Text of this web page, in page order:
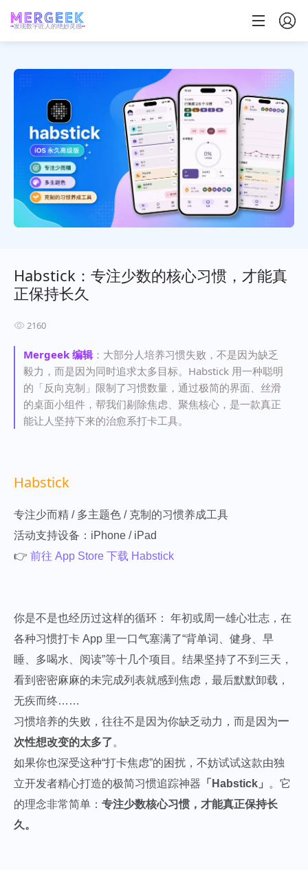
发现数字匠人的绝妙灵感
Habstick：专注少数的核心习惯，才能真
正保持长久
2160
Mergeek 编辑：大部分人培养习惯失败，不是因为缺乏
毅力，而是因为同时追求太多目标。Habstick 用一种聪明
的「反向克制」限制了习惯数量，通过极简的界面、丝滑
的桌面小组件，帮我们剔除焦虑、聚焦核心，是一款真正
能让人坚持下来的治愈系打卡工具。
Habstick
专注少而精 / 多主题色 / 克制的习惯养成工具
活动支持设备：iPhone / iPad
👉 前往 App Store 下载 Habstick
你是不是也经历过这样的循环： 年初或周一雄心壮志，在
各种习惯打卡 App 里一口气塞满了“背单词、健身、早
睡、多喝水、阅读”等十几个项目。结果坚持了不到三天，
看到密密麻麻的未完成列表就感到焦虑，最后默默卸载，
无疾而终……
习惯培养的失败，往往不是因为你缺乏动力，而是因为一
次性想改变的太多了。
如果你也深受这种“打卡焦虑”的困扰，不妨试试这款由独
立开发者精心打造的极简习惯追踪神器 「Habstick」
。它
的理念非常简单： 专注少数核心习惯，才能真正保持长
久。